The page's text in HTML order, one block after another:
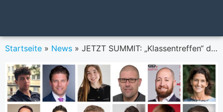
Startseite » News » JETZT SUMMIT: „Klassentreffen“ der heimischen Digital Marketing Community an zwei Konferenztagen in Wien